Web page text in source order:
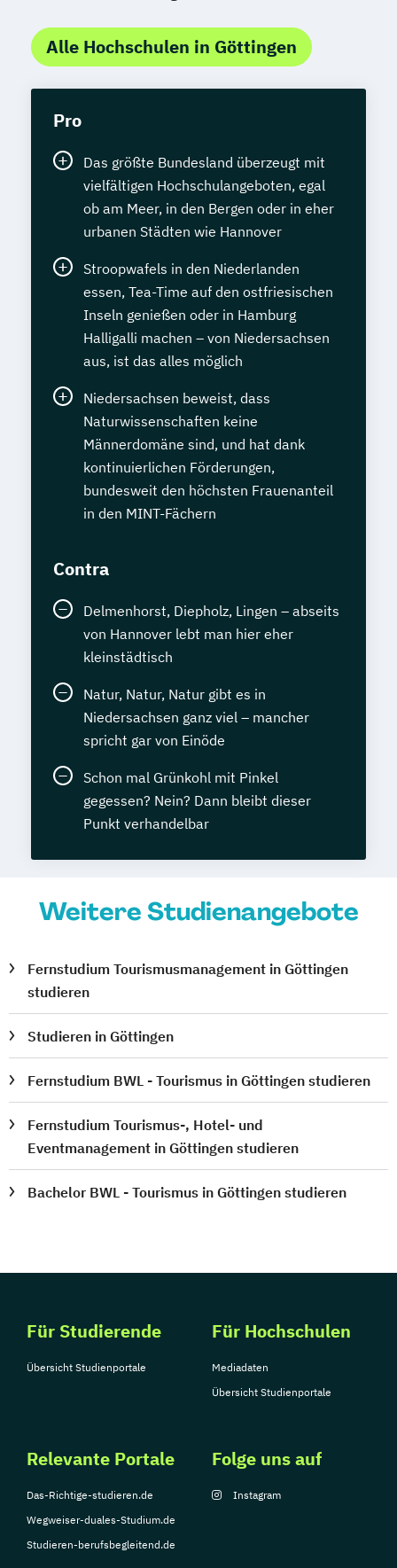
Alle Hochschulen in Göttingen
Pro
Das größte Bundesland überzeugt mit
vielfältigen Hochschulangeboten, egal
ob am Meer, in den Bergen oder in eher
urbanen Städten wie Hannover
Stroopwafels in den Niederlanden
essen, Tea-Time auf den ostfriesischen
Inseln genießen oder in Hamburg
Halligalli machen – von Niedersachsen
aus, ist das alles möglich
Niedersachsen beweist, dass
Naturwissenschaften keine
Männerdomäne sind, und hat dank
kontinuierlichen Förderungen,
bundesweit den höchsten Frauenanteil
in den MINT-Fächern
Contra
Delmenhorst, Diepholz, Lingen – abseits
von Hannover lebt man hier eher
kleinstädtisch
Natur, Natur, Natur gibt es in
Niedersachsen ganz viel – mancher
spricht gar von Einöde
Schon mal Grünkohl mit Pinkel
gegessen? Nein? Dann bleibt dieser
Punkt verhandelbar
Weitere Studienangebote
Fernstudium Tourismusmanagement in Göttingen
studieren
Studieren in Göttingen
Fernstudium BWL - Tourismus in Göttingen studieren
Fernstudium Tourismus-, Hotel- und
Eventmanagement in Göttingen studieren
Bachelor BWL - Tourismus in Göttingen studieren
Für Studierende
Übersicht Studienportale
Für Hochschulen
Mediadaten
Übersicht Studienportale
Relevante Portale
Das-Richtige-studieren.de
Wegweiser-duales-Studium.de
Studieren-berufsbegleitend.de
Folge uns auf
Instagram